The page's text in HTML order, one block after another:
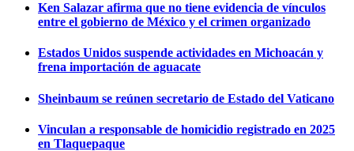
Ken Salazar afirma que no tiene evidencia de vínculos
entre el gobierno de México y el crimen organizado
Estados Unidos suspende actividades en Michoacán y
frena importación de aguacate
Sheinbaum se reúnen secretario de Estado del Vaticano
Vinculan a responsable de homicidio registrado en 2025
en Tlaquepaque